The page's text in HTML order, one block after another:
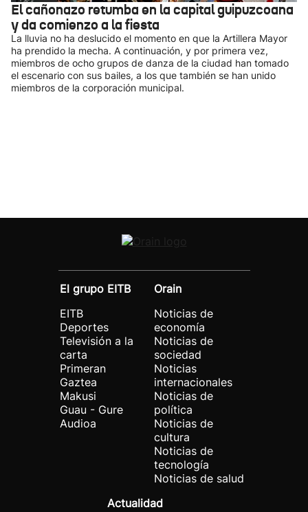
El cañonazo retumba en la capital guipuzcoana
y da comienzo a la fiesta
La lluvia no ha deslucido el momento en que la Artillera Mayor
ha prendido la mecha. A continuación, y por primera vez,
miembros de ocho grupos de danza de la ciudad han tomado
el escenario con sus bailes, a los que también se han unido
miembros de la corporación municipal.
El grupo EITB
EITB
Deportes
Televisión a la
carta
Primeran
Gaztea
Makusi
Guau - Gure
Audioa
Orain
Noticias de
economía
Noticias de
sociedad
Noticias
internacionales
Noticias de
política
Noticias de
cultura
Noticias de
tecnología
Noticias de salud
Actualidad